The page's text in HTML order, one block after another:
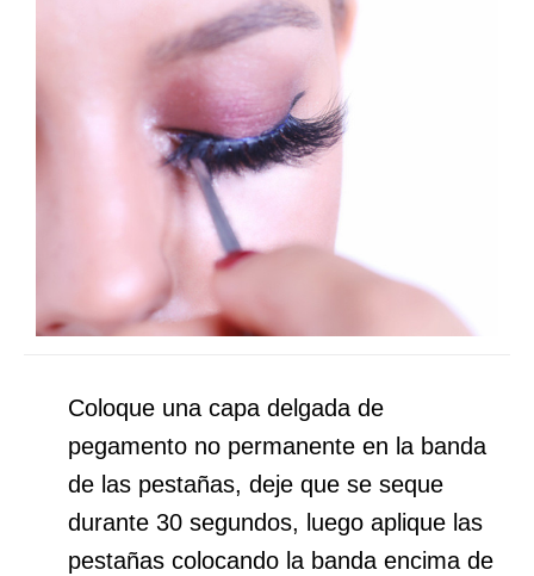
Coloque una capa delgada de
pegamento no permanente en la banda
de las pestañas, deje que se seque
durante 30 segundos, luego aplique las
pestañas colocando la banda encima de